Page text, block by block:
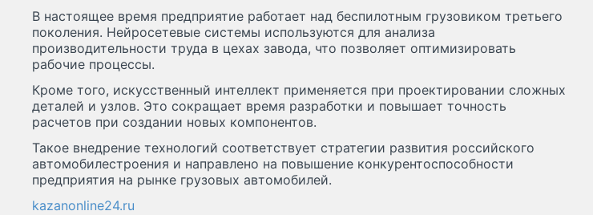
В настоящее время предприятие работает над беспилотным грузовиком третьего
поколения. Нейросетевые системы используются для анализа
производительности труда в цехах завода, что позволяет оптимизировать
рабочие процессы.
Кроме того, искусственный интеллект применяется при проектировании сложных
деталей и узлов. Это сокращает время разработки и повышает точность
расчетов при создании новых компонентов.
Такое внедрение технологий соответствует стратегии развития российского
автомобилестроения и направлено на повышение конкурентоспособности
предприятия на рынке грузовых автомобилей.
kazanonline24.ru